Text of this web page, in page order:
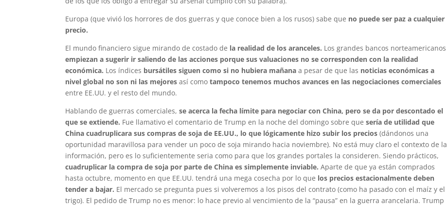
Europa (que vivió los horrores de dos guerras y que conoce bien a los rusos) sabe que no puede ser paz a cualquier
precio.
El mundo financiero sigue mirando de costado de la realidad de los aranceles. Los grandes bancos norteamericanos
empiezan a sugerir ir saliendo de las acciones porque sus valuaciones no se corresponden con la realidad
económica. Los índices bursátiles siguen como si no hubiera mañana a pesar de que las noticias económicas a
nivel global no son ni las mejores así comotampoco tenemos muchos avances en las negociaciones comerciales
entre EE.UU. y el resto del mundo.
Hablando de guerras comerciales,se acerca la fecha límite para negociar con China, pero se da por descontado el
que se extiende. Fue llamativo el comentario de Trump en la noche del domingo sobre quesería de utilidad que
China cuadruplicara sus compras de soja de EE.UU., lo que lógicamente hizo subir los precios (dándonos una
oportunidad maravillosa para vender un poco de soja mirando hacia noviembre). No está muy claro el contexto de la
información, pero es lo suficientemente seria como para que los grandes portales la consideren. Siendo prácticos,
cuadruplicar la compra de soja por parte de China es simplemente inviable. Aparte de que ya están comprados
hasta octubre, momento en que EE.UU. tendrá una mega cosecha por lo que los precios estacionalmente deben
tender a bajar. El mercado se pregunta pues si volveremos a los pisos del contrato (como ha pasado con el maíz y el
trigo). El pedido de Trump no es menor: lo hace previo al vencimiento de la “pausa” en la guerra arancelaria. Trump